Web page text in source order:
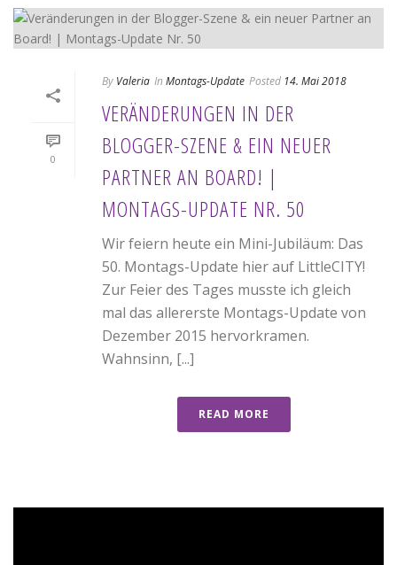
0
By Valeria In Montags-Update Posted 14. Mai 2018
VERÄNDERUNGEN IN DER
BLOGGER-SZENE & EIN NEUER
PARTNER AN BOARD! |
MONTAGS-UPDATE NR. 50
Wir feiern heute ein Mini-Jubiläum: Das
50. Montags-Update hier auf LittleCITY!
Zur Feier des Tages musste ich gleich
mal das allererste Montags-Update von
Dezember 2015 hervorkramen.
Wahnsinn, [...]
READ MORE